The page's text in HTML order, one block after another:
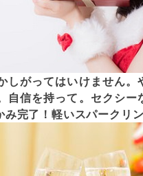
しがってはいけません
自信を持って。セクシ
完了！軽いスパークリ